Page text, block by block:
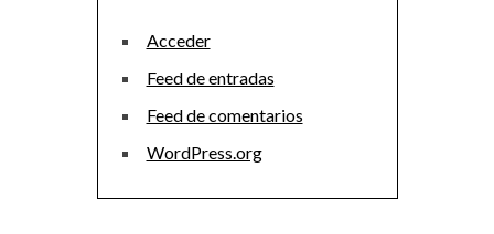
Acceder
Feed de entradas
Feed de comentarios
WordPress.org